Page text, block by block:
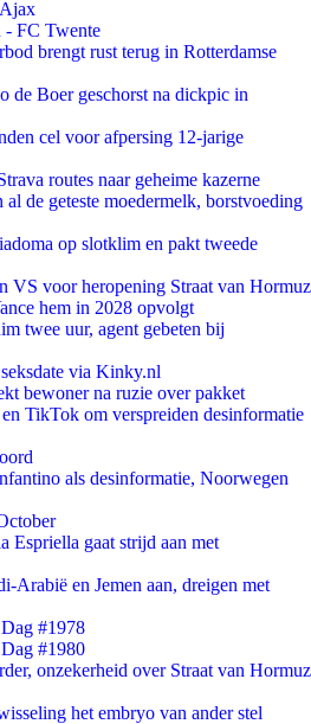
- FC Twente
brengt rust terug in Rotterdamse
de Boer geschorst na dickpic in
cel voor afpersing 12-jarige
routes naar geheime kazerne
de geteste moedermelk, borstvoeding
op slotklim en pakt tweede
VS voor heropening Straat van Hormuz
hem in 2028 opvolgt
twee uur, agent gebeten bij
via Kinky.nl
bewoner na ruzie over pakket
TikTok om verspreiden desinformatie
als desinformatie, Noorwegen
Espriella gaat strijd aan met
Arabië en Jemen aan, dreigen met
#1978
#1980
onzekerheid over Straat van Hormuz
het embryo van ander stel